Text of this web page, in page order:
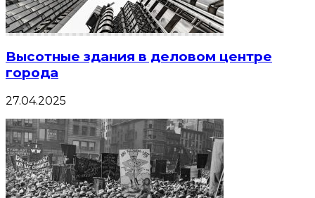
Высотные здания в деловом центре
города
27.04.2025